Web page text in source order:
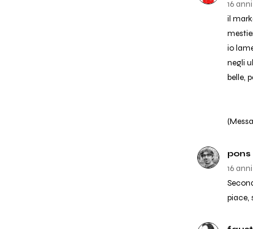
16
il
io
negli
belle,
pons
16
piace,